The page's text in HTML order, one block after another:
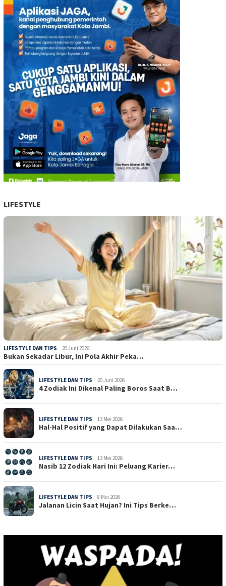
LIFESTYLE
LIFESTYLE DAN TIPS 20 Juni 2026
Bukan Sekadar Libur, Ini Pola Akhir Peka…
LIFESTYLE DAN TIPS 20 Juni 2026
4 Zodiak Ini Dikenal Paling Boros Saat B…
LIFESTYLE DAN TIPS 13 Mei 2026
Hal-Hal Positif yang Dapat Dilakukan Saa…
LIFESTYLE DAN TIPS 13 Mei 2026
Nasib 12 Zodiak Hari Ini: Peluang Karier…
LIFESTYLE DAN TIPS 8 Mei 2026
Jalanan Licin Saat Hujan? Ini Tips Berke…